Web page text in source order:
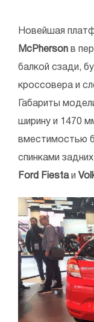
Новейшая
McPherson в
балкой сзади,
кроссовера и
Габариты
ширину и 1470
вместимостью
спинками
Ford Fiestaи